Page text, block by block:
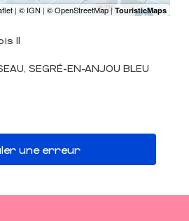
II
SEGRÉ-EN-ANJOU BLEU
une erreur